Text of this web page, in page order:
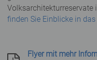
Volksarchitekturreservate
finden Sie Einblicke in das
Flyer mit mehr